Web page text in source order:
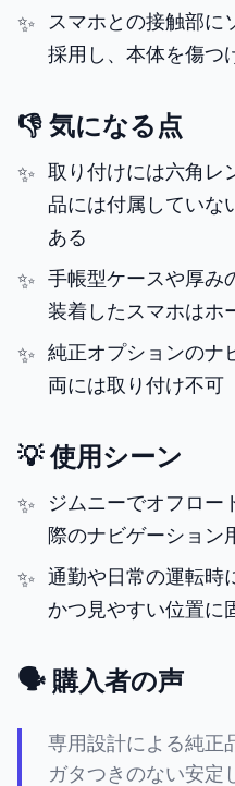
スマホとの接触部に
採用し、本体を傷つ
👎 気になる点
取り付けには六角レ
品には付属していな
ある
手帳型ケースや厚み
装着したスマホはホ
純正オプションのナ
両には取り付け不可
💡 使用シーン
ジムニーでオフロー
際のナビゲーション
通勤や日常の運転時
かつ見やすい位置に
🗣️ 購入者の声
専用設計による純正
ガタつきのない安定